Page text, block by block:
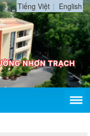
Tiếng Việt English